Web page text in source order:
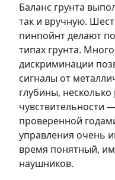
Баланс грунта
так и вручную.
пинпойнт делают
типах грунта.
дискриминации
сигналы от
глубины,
чувствительности
проверенной
управления очень
время понятный,
наушников.